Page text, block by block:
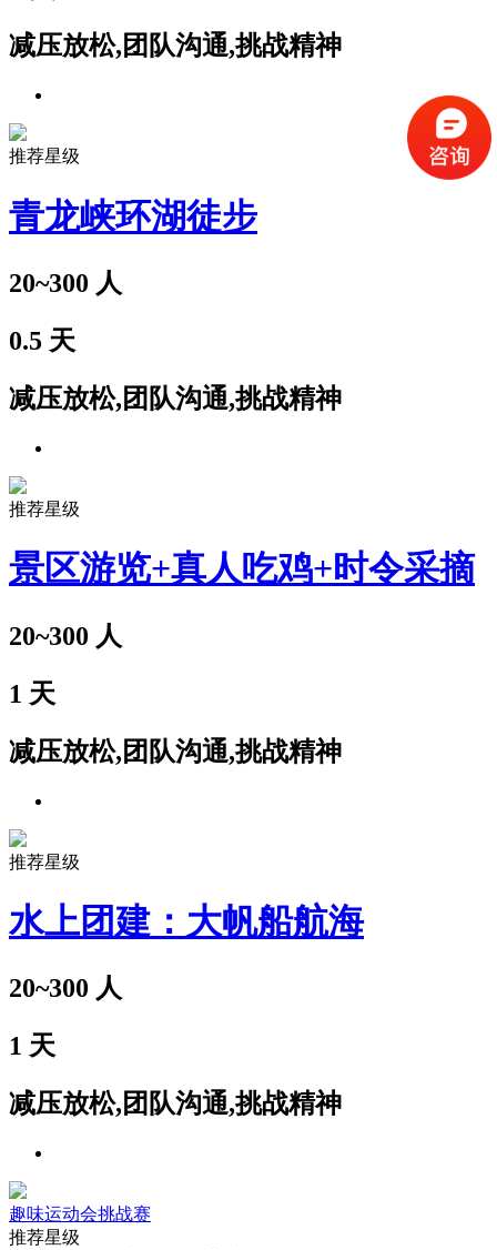
减压放松,团队沟通,挑战精神
推荐星级
青龙峡环湖徒步
20~300 人
0.5 天
减压放松,团队沟通,挑战精神
推荐星级
景区游览+真人吃鸡+时令采摘
20~300 人
1 天
减压放松,团队沟通,挑战精神
推荐星级
水上团建：大帆船航海
20~300 人
1 天
减压放松,团队沟通,挑战精神
趣味运动会挑战赛
推荐星级